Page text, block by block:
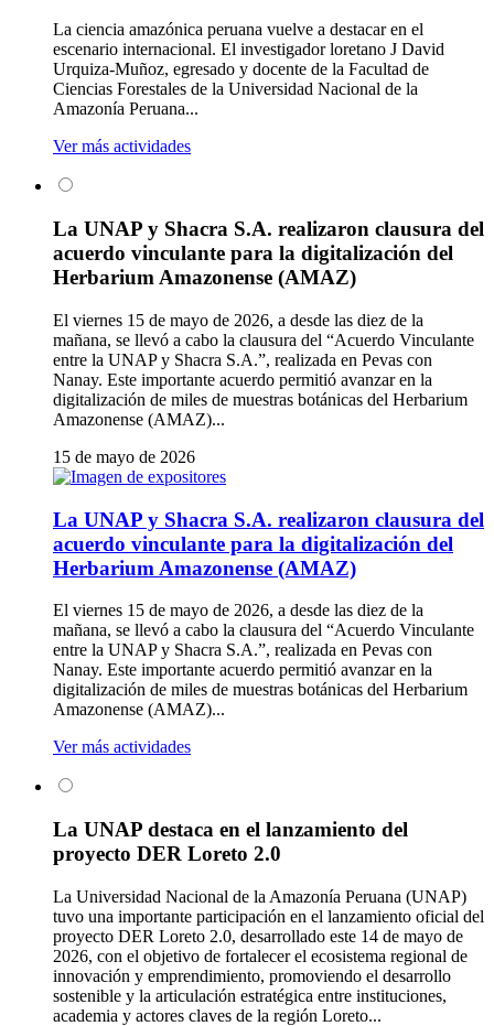
La ciencia amazónica peruana vuelve a destacar en el
escenario internacional. El investigador loretano J David
Urquiza-Muñoz, egresado y docente de la Facultad de
Ciencias Forestales de la Universidad Nacional de la
Amazonía Peruana...
Ver más actividades
La UNAP y Shacra S.A. realizaron clausura del
acuerdo vinculante para la digitalización del
Herbarium Amazonense (AMAZ)
El viernes 15 de mayo de 2026, a desde las diez de la
mañana, se llevó a cabo la clausura del “Acuerdo Vinculante
entre la UNAP y Shacra S.A.”, realizada en Pevas con
Nanay. Este importante acuerdo permitió avanzar en la
digitalización de miles de muestras botánicas del Herbarium
Amazonense (AMAZ)...
15 de mayo de 2026
La UNAP y Shacra S.A. realizaron clausura del
acuerdo vinculante para la digitalización del
Herbarium Amazonense (AMAZ)
El viernes 15 de mayo de 2026, a desde las diez de la
mañana, se llevó a cabo la clausura del “Acuerdo Vinculante
entre la UNAP y Shacra S.A.”, realizada en Pevas con
Nanay. Este importante acuerdo permitió avanzar en la
digitalización de miles de muestras botánicas del Herbarium
Amazonense (AMAZ)...
Ver más actividades
La UNAP destaca en el lanzamiento del
proyecto DER Loreto 2.0
La Universidad Nacional de la Amazonía Peruana (UNAP)
tuvo una importante participación en el lanzamiento oficial del
proyecto DER Loreto 2.0, desarrollado este 14 de mayo de
2026, con el objetivo de fortalecer el ecosistema regional de
innovación y emprendimiento, promoviendo el desarrollo
sostenible y la articulación estratégica entre instituciones,
academia y actores claves de la región Loreto...